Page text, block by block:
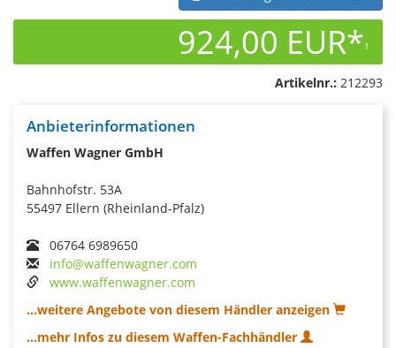
924,00 EUR*1
Artikelnr.: 212293
Anbieterinformationen
Waffen Wagner GmbH
Bahnhofstr. 53A
55497 Ellern (Rheinland-Pfalz)
06764 6989650
info@waffenwagner.com
www.waffenwagner.com
...weitere Angebote von diesem Händler anzeigen
...mehr Infos zu diesem Waffen-Fachhändler